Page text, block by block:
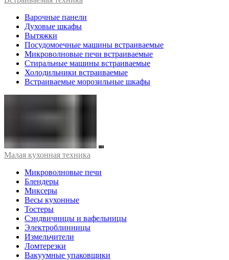
Варочные панели
Духовые шкафы
Вытяжки
Посудомоечные машины встраиваемые
Микроволновые печи встраиваемые
Стиральные машины встраиваемые
Холодильники встраиваемые
Встраиваемые морозильные шкафы
Малая кухонная техника
Микроволновые печи
Блендеры
Миксеры
Весы кухонные
Тостеры
Сэндвичницы и вафельницы
Электроблинницы
Измельчители
Ломтерезки
Вакуумные упаковщики